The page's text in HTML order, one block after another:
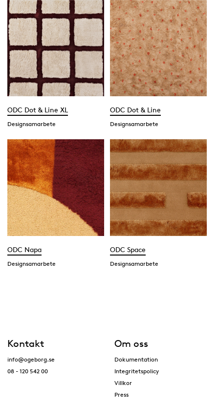
ODC Dot & Line XL
Designsamarbete
ODC Dot & Line
Designsamarbete
ODC Napa
Designsamarbete
ODC Space
Designsamarbete
Kontakt
info@ogeborg.se
08 - 120 542 00
Om oss
Dokumentation
Integritetspolicy
Villkor
Press